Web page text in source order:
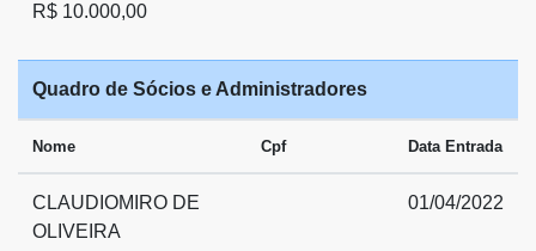
R$ 10.000,00
Quadro de Sócios e Administradores
Nome Cpf Data Entrada
CLAUDIOMIRO DE
OLIVEIRA
01/04/2022